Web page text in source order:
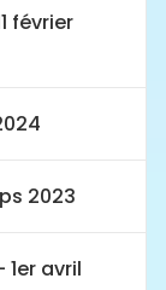
février
2023
1er avril